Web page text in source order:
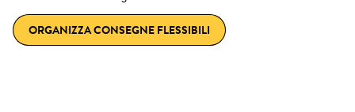
ORGANIZZA CONSEGNE FLESSIBILI